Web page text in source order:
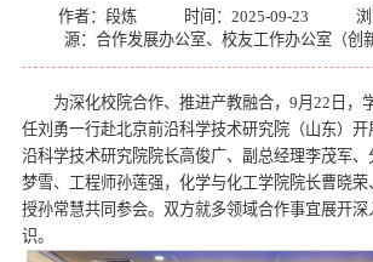
作者：段炼 时间：2025-09-23 浏
源：合作发展办公室、校友工作办公室（创
为深化校院合作、推进产教融合，9月22日，
任刘勇一行赴北京前沿科学技术研究院（山东）
沿科学技术研究院院长高俊广、副总经理李茂军
梦雪、工程师孙莲强，化学与化工学院院长曹晓
授孙常慧共同参会。双方就多领域合作事宜展开
识。